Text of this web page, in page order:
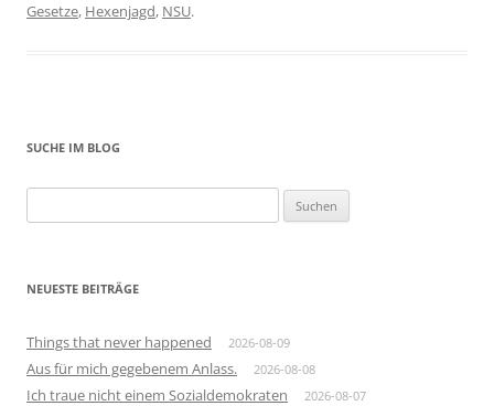
Gesetze, Hexenjagd, NSU.
SUCHE IM BLOG
nach:
NEUESTE BEITRÄGE
Things that never happened 2026-08-09
Aus für mich gegebenem Anlass. 2026-08-08
Ich traue nicht einem Sozialdemokraten 2026-08-07